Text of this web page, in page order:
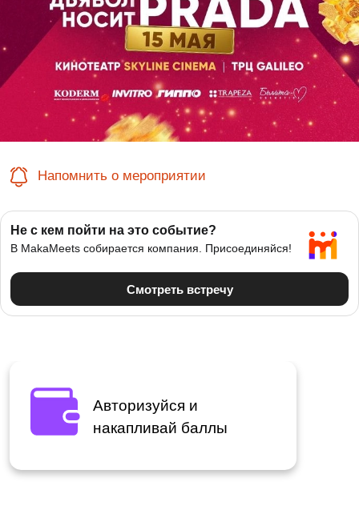
Напомнить о мероприятии
Авторизуйся и
накапливай баллы